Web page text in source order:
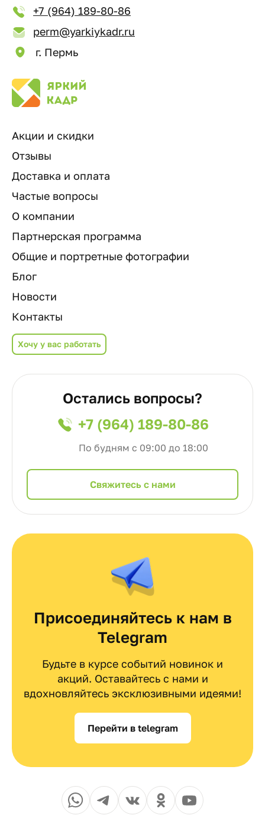
+7 (964) 189-80-86
perm@yarkiykadr.ru
г. Пермь
Акции и скидки
Отзывы
Доставка и оплата
Частые вопросы
О компании
Партнерская программа
Общие и портретные фотографии
Блог
Новости
Контакты
Хочу у вас работать
Остались вопросы?
+7 (964) 189-80-86
По будням с 09:00 до 18:00
Cвяжитесь с нами
Присоединяйтесь к нам в
Telegram
Будьте в курсе событий новинок и
акций. Оставайтесь с нами и
вдохновляйтесь эксклюзивными идеями!
Перейти в telegram